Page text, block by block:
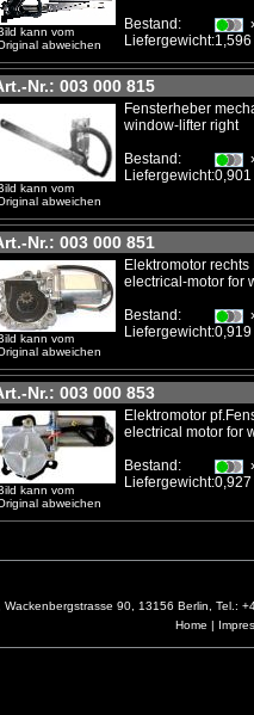
kann vom
abweichen
Bestand:
Liefergewicht:
Nr.: 003 000 815
kann vom
abweichen
Fensterheber
window-lifter right
Bestand:
Liefergewicht:0,901
Nr.: 003 000 851
kann vom
abweichen
Elektromotor
electrical-motor for
Bestand:
Liefergewicht:0,919
Nr.: 003 000 853
kann vom
abweichen
Elektromotor
electrical motor for
Bestand:
Liefergewicht:0,927
Wackenbergstrasse 90, 13156 Berlin,
Home |